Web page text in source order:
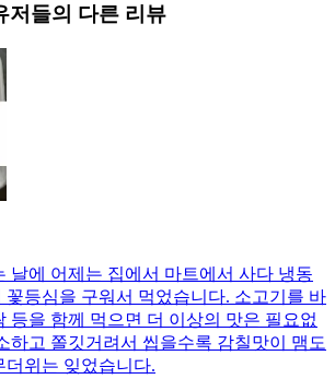
저들의 다른 리뷰
날에 어제는 집에서 마트에서 사다 냉동
꽃등심을 구워서 먹었습니다. 소고기를 바
등을 함께 먹으면 더 이상의 맛은 필요없
하고 쫄깃거려서 씹을수록 감칠맛이 맴도
더위는 잊었습니다.